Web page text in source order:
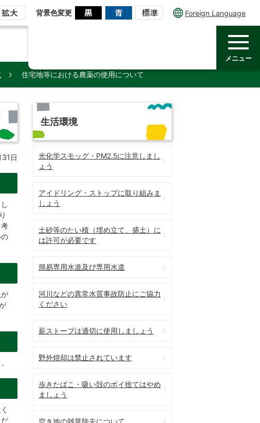
背景色変更 Foreign Language
メニュー
住宅地等における農薬の使用について
日
生活環境
光化学スモッグ・PM2.5に注意しまし
ょう
アイドリング・ストップに取り組みま
しょう
土砂等のたい積（埋め立て、盛土）に
は許可が必要です
簡易専用水道及び専用水道
河川などの異常水質事故防止にご協力
ください
薪ストーブは適切に使用しましょう
野外焼却は禁止されています
歩きたばこ・吸い殻のポイ捨てはやめ
ましょう
空き地の雑草除去について